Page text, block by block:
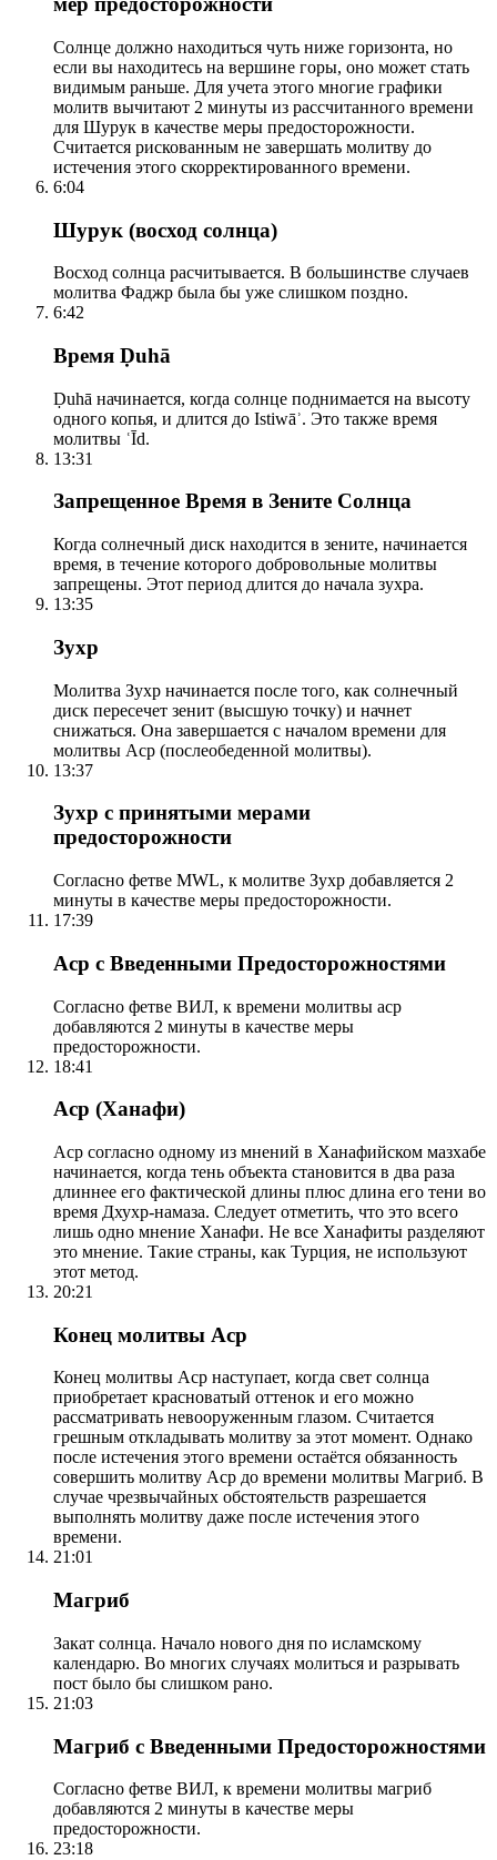
Солнце должно находиться чуть ниже горизонта, но
если вы находитесь на вершине горы, оно может стать
видимым раньше. Для учета этого многие графики
молитв вычитают 2 минуты из рассчитанного времени
для Шурук в качестве меры предосторожности.
Считается рискованным не завершать молитву до
истечения этого скорректированного времени.
6:04
Шурук (восход солнца)
Восход солнца расчитывается. В большинстве случаев
молитва Фаджр была бы уже слишком поздно.
6:42
Время Ḍuhā
Ḍuhā начинается, когда солнце поднимается на высоту
одного копья, и длится до Istiwāʾ. Это также время
молитвы ʿĪd.
13:31
Запрещенное Время в Зените Солнца
Когда солнечный диск находится в зените, начинается
время, в течение которого добровольные молитвы
запрещены. Этот период длится до начала зухра.
13:35
Зухр
Молитва Зухр начинается после того, как солнечный
диск пересечет зенит (высшую точку) и начнет
снижаться. Она завершается с началом времени для
молитвы Аср (послеобеденной молитвы).
13:37
Зухр с принятыми мерами
предосторожности
Согласно фетве MWL, к молитве Зухр добавляется 2
минуты в качестве меры предосторожности.
17:39
Аср с Введенными Предосторожностями
Согласно фетве ВИЛ, к времени молитвы аср
добавляются 2 минуты в качестве меры
предосторожности.
18:41
Аср (Ханафи)
Аср согласно одному из мнений в Ханафийском мазхабе
начинается, когда тень объекта становится в два раза
длиннее его фактической длины плюс длина его тени во
время Дхухр-намаза. Следует отметить, что это всего
лишь одно мнение Ханафи. Не все Ханафиты разделяют
это мнение. Такие страны, как Турция, не используют
этот метод.
20:21
Конец молитвы Аср
Конец молитвы Аср наступает, когда свет солнца
приобретает красноватый оттенок и его можно
рассматривать невооруженным глазом. Считается
грешным откладывать молитву за этот момент. Однако
после истечения этого времени остаётся обязанность
совершить молитву Аср до времени молитвы Магриб. В
случае чрезвычайных обстоятельств разрешается
выполнять молитву даже после истечения этого
времени.
21:01
Магриб
Закат солнца. Начало нового дня по исламскому
календарю. Во многих случаях молиться и разрывать
пост было бы слишком рано.
21:03
Магриб с Введенными Предосторожностями
Согласно фетве ВИЛ, к времени молитвы магриб
добавляются 2 минуты в качестве меры
предосторожности.
23:18